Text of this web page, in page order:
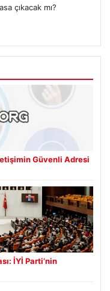
çıkacak mı?
Güvenli Adresi
İYİ Parti’nin